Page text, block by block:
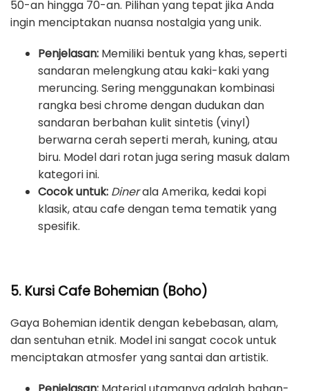
50-an hingga 70-an. Pilihan yang tepat jika Anda
ingin menciptakan nuansa nostalgia yang unik.
Penjelasan: Memiliki bentuk yang khas, seperti
sandaran melengkung atau kaki-kaki yang
meruncing. Sering menggunakan kombinasi
rangka besi chrome dengan dudukan dan
sandaran berbahan kulit sintetis (vinyl)
berwarna cerah seperti merah, kuning, atau
biru. Model dari rotan juga sering masuk dalam
kategori ini.
Cocok untuk: Dinerala Amerika, kedai kopi
klasik, atau cafe dengan tema tematik yang
spesifik.
5. Kursi Cafe Bohemian (Boho)
Gaya Bohemian identik dengan kebebasan, alam,
dan sentuhan etnik. Model ini sangat cocok untuk
menciptakan atmosfer yang santai dan artistik.